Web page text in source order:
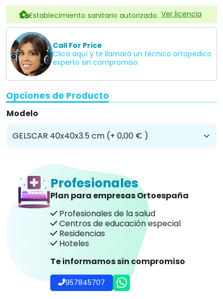
Establecimiento sanitario autorizado. Ver licencia
Call For Price
Clica aquí y te llamará un técnico ortopedico
experto sin compromiso.
Opciones de Producto
Modelo
Profesionales
Plan para empresas Ortoespaña
Profesionales de la salud
Centros de educación especial
Residencias
Hoteles
Te informamos sin compromiso
957845707